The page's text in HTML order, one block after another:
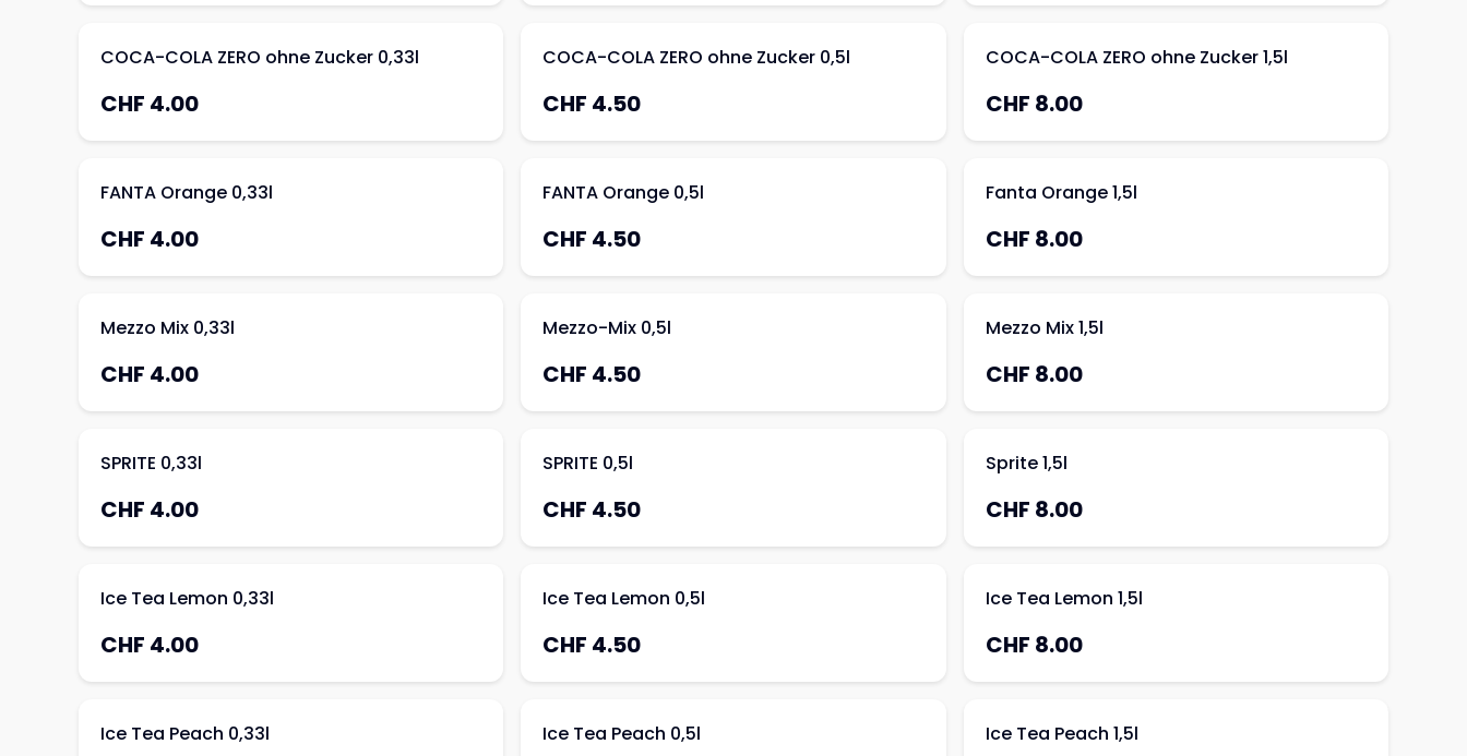
COCA-COLA ZERO ohne Zucker 0,33l
CHF 4.00
COCA-COLA ZERO ohne Zucker 0,5l
CHF 4.50
COCA-COLA ZERO ohne Zucker 1,5l
CHF 8.00
FANTA Orange 0,33l
CHF 4.00
FANTA Orange 0,5l
CHF 4.50
Fanta Orange 1,5l
CHF 8.00
Mezzo Mix 0,33l
CHF 4.00
Mezzo-Mix 0,5l
CHF 4.50
Mezzo Mix 1,5l
CHF 8.00
SPRITE 0,33l
CHF 4.00
SPRITE 0,5l
CHF 4.50
Sprite 1,5l
CHF 8.00
Ice Tea Lemon 0,33l
CHF 4.00
Ice Tea Lemon 0,5l
CHF 4.50
Ice Tea Lemon 1,5l
CHF 8.00
Ice Tea Peach 0,33l Ice Tea Peach 0,5l Ice Tea Peach 1,5l